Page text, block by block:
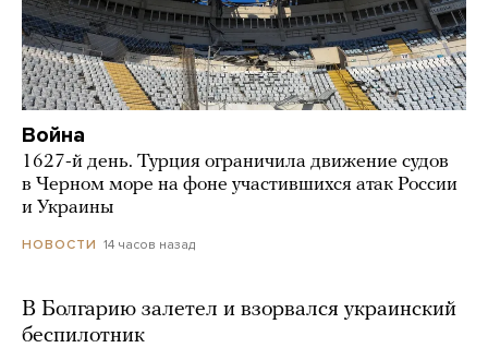
Война
1627-й день. Турция ограничила движение судов
в Черном море на фоне участившихся атак России
и Украины
НОВОСТИ 14 часов назад
В Болгарию залетел и взорвался украинский
беспилотник